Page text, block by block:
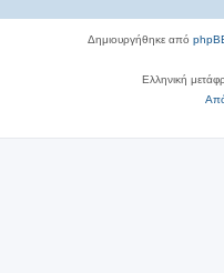
Δημιουργήθηκε από
Ελληνική